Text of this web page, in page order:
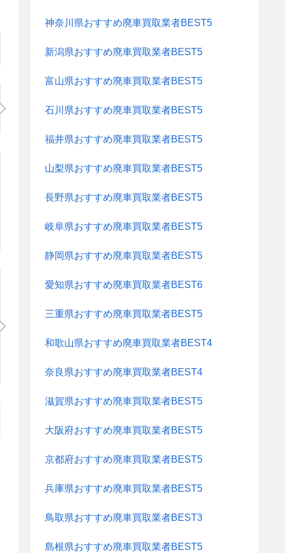
神奈川県おすすめ廃車買取業者BEST5
新潟県おすすめ廃車買取業者BEST5
富山県おすすめ廃車買取業者BEST5
石川県おすすめ廃車買取業者BEST5
福井県おすすめ廃車買取業者BEST5
山梨県おすすめ廃車買取業者BEST5
長野県おすすめ廃車買取業者BEST5
岐阜県おすすめ廃車買取業者BEST5
静岡県おすすめ廃車買取業者BEST5
愛知県おすすめ廃車買取業者BEST6
三重県おすすめ廃車買取業者BEST5
和歌山県おすすめ廃車買取業者BEST4
奈良県おすすめ廃車買取業者BEST4
滋賀県おすすめ廃車買取業者BEST5
大阪府おすすめ廃車買取業者BEST5
京都府おすすめ廃車買取業者BEST5
兵庫県おすすめ廃車買取業者BEST5
鳥取県おすすめ廃車買取業者BEST3
島根県おすすめ廃車買取業者BEST5